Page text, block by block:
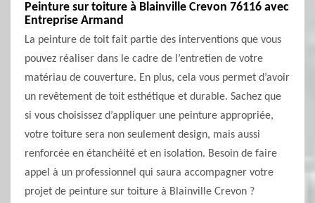
Peinture sur toiture à Blainville Crevon 76116 avec
Entreprise Armand
La peinture de toit fait partie des interventions que vous
pouvez réaliser dans le cadre de l’entretien de votre
matériau de couverture. En plus, cela vous permet d’avoir
un revêtement de toit esthétique et durable. Sachez que
si vous choisissez d’appliquer une peinture appropriée,
votre toiture sera non seulement design, mais aussi
renforcée en étanchéité et en isolation. Besoin de faire
appel à un professionnel qui saura accompagner votre
projet de peinture sur toiture à Blainville Crevon ?